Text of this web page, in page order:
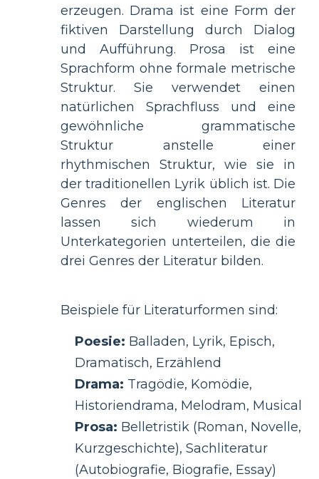
erzeugen. Drama ist eine Form der
fiktiven Darstellung durch Dialog
und Aufführung. Prosa ist eine
Sprachform ohne formale metrische
Struktur. Sie verwendet einen
natürlichen Sprachfluss und eine
gewöhnliche grammatische
Struktur anstelle einer
rhythmischen Struktur, wie sie in
der traditionellen Lyrik üblich ist. Die
Genres der englischen Literatur
lassen sich wiederum in
Unterkategorien unterteilen, die die
drei Genres der Literatur bilden.
Beispiele für Literaturformen sind:
Poesie: Balladen, Lyrik, Episch,
Dramatisch, Erzählend
Drama: Tragödie, Komödie,
Historiendrama, Melodram, Musical
Prosa: Belletristik (Roman, Novelle,
Kurzgeschichte), Sachliteratur
(Autobiografie, Biografie, Essay)